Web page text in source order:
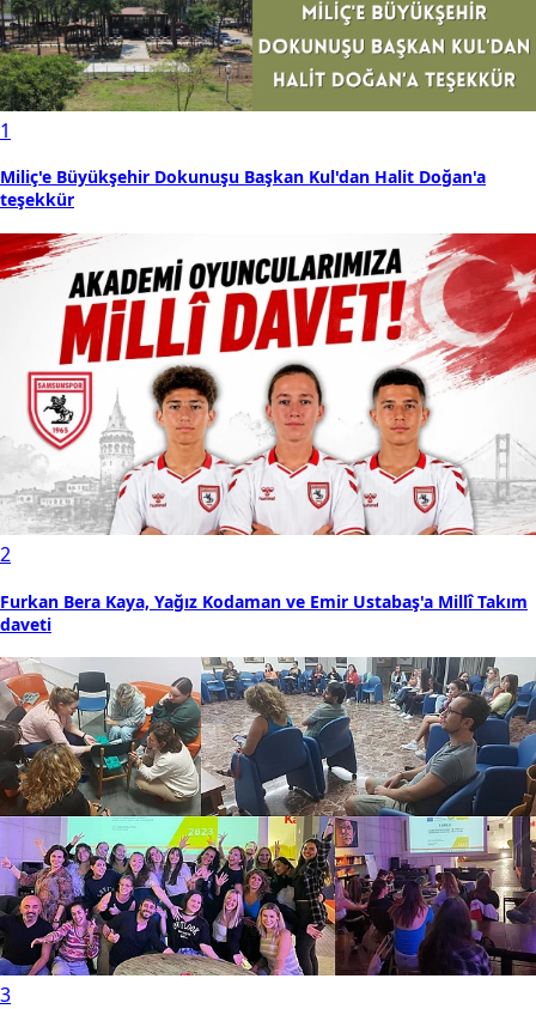
1
Miliç'e Büyükşehir Dokunuşu Başkan Kul'dan Halit Doğan'a
teşekkür
2
Furkan Bera Kaya, Yağız Kodaman ve Emir Ustabaş'a Millî Takım
daveti
3